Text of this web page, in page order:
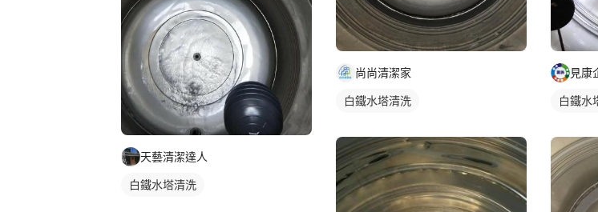
天藝清潔達人
白鐵水塔清洗
尚尚清潔家
白鐵水塔清洗
見康
白鐵水